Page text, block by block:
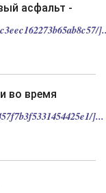
асфальт -
во время
]...